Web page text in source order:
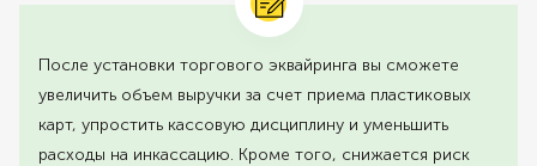
После установки торгового эквайринга вы сможете
увеличить объем выручки за счет приема пластиковых
карт, упростить кассовую дисциплину и уменьшить
расходы на инкассацию. Кроме того, снижается риск